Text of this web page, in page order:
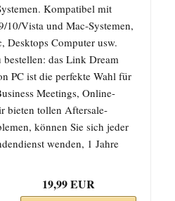
Kompatibel mit
10/Vista und Mac-Systemen,
Desktops Computer usw.
das Link Dream
PC ist die perfekte Wahl für
Meetings, Online-
bieten tollen Aftersale-
können Sie sich jeder
wenden, 1 Jahre
19,99 EUR